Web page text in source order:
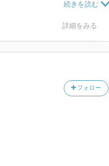
ジを批判しています。
規格外の大きさの戦争被害を
行なえば良い」と考えている
ず，被害者にとって良い政策
民が政治への関与が制限され
利を主張することに，私はど
詳細をみる
フォロー